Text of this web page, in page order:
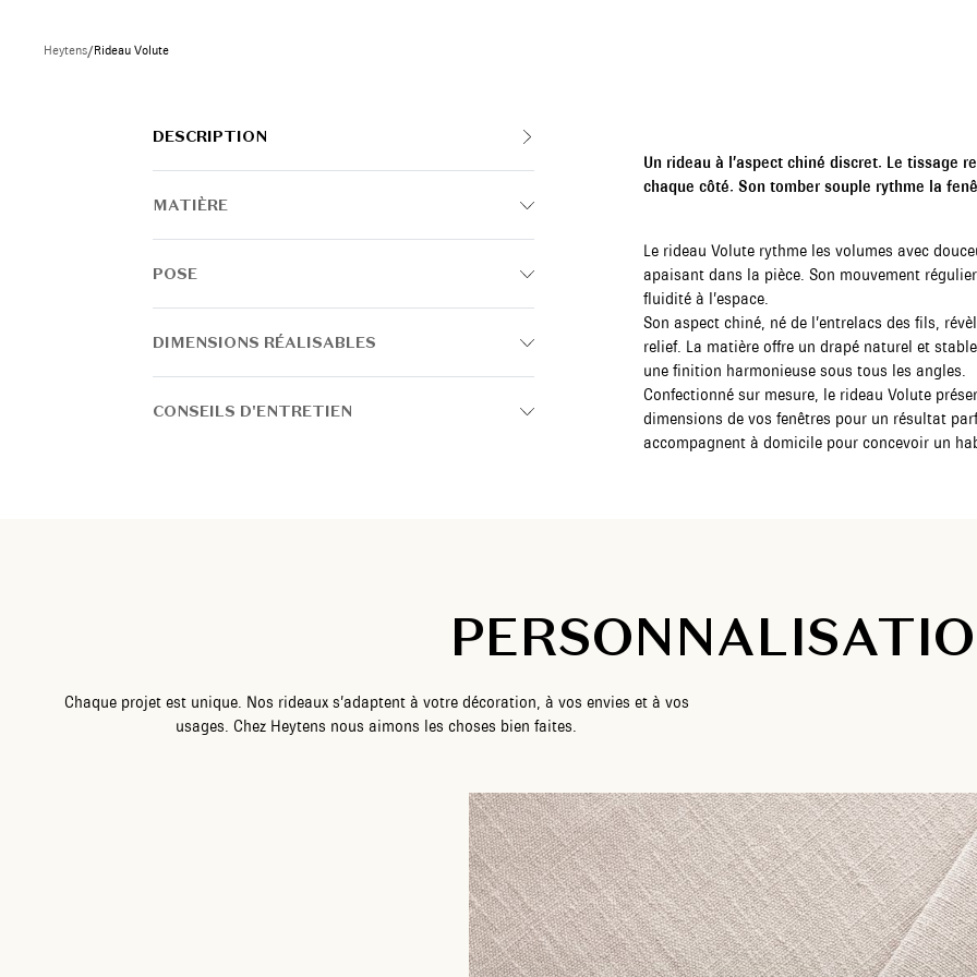
Heytens/Rideau Volute
DESCRIPTION
MATIÈRE
POSE
DIMENSIONS RÉALISABLES
CONSEILS D'ENTRETIEN
Un rideau à l’aspect chiné discret. Le tissage
chaque côté. Son tomber souple rythme la
Le rideau Volute rythme les volumes avec
apaisant dans la pièce. Son mouvement
fluidité à l’espace.
Son aspect chiné, né de l’entrelacs des fils,
relief. La matière offre un drapé naturel et
une finition harmonieuse sous tous les angles.
Confectionné sur mesure, le rideau Volute
dimensions de vos fenêtres pour un résultat
accompagnent à domicile pour concevoir un
Chaque projet est unique. Nos rideaux s’adaptent à votre décoration, à vos envies et à vos
usages. Chez Heytens nous aimons les choses bien faites.